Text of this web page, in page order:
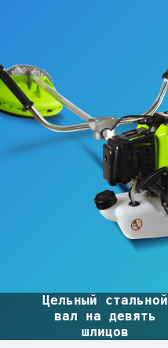
Цельный стальной
вал на девять
шлицов